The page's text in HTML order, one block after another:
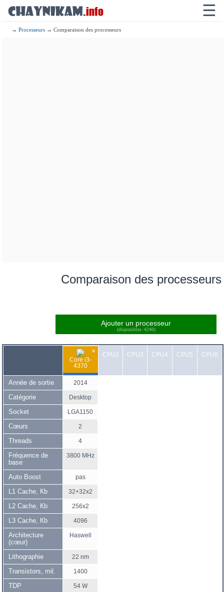
☰
→Processeurs → Comparaison des processeurs
Comparaison des processeurs
Ajouter un processeur
(disponibles: 4240)
×
Core i3-
4370
CPU2 CPU3 CPU4 CPU5 CPU6
Année de sortie 2014
Catégorie Desktop
Socket LGA1150
Cœurs 2
Threads 4
Fréquence de
base
3800 MHz
Auto Boost pas
L1 Cache, Кb 32+32x2
L2 Cache, Кb 256x2
L3 Cache, Кb 4096
Architecture
(cœur)
Haswell
Lithographie 22 nm
Transistors, mil. 1400
TDP 54 W